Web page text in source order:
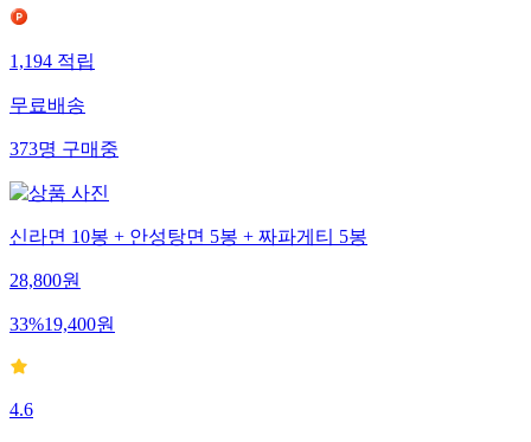
1,194적립
무료배송
373명구매중
신라면 10봉 + 안성탕면 5봉 + 짜파게티 5봉
28,800원
33%19,400원
4.6